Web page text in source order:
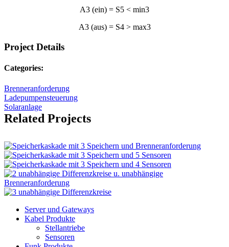
A3 (ein) = S5 < min3
A3 (aus) = S4 > max3
Project Details
Categories:
Brenneranforderung
Ladepumpensteuerung
Solaranlage
Related Projects
Server und Gateways
Kabel Produkte
Stellantriebe
Sensoren